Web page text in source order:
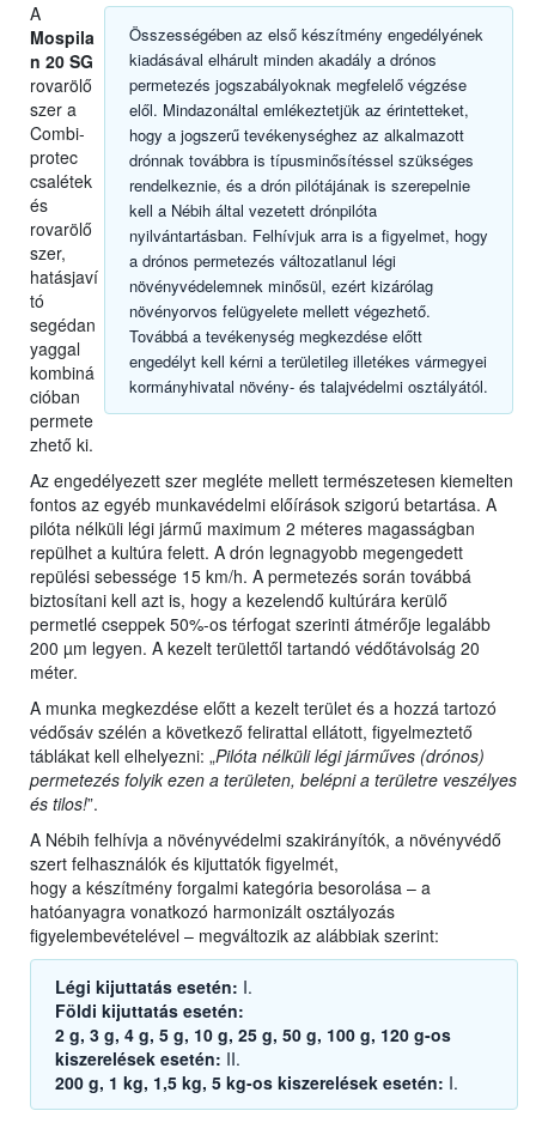
Összességében az első készítmény engedélyének
kiadásával elhárult minden akadály a drónos
permetezés jogszabályoknak megfelelő végzése
elől. Mindazonáltal emlékeztetjük az érintetteket,
hogy a jogszerű tevékenységhez az alkalmazott
drónnak továbbra is típusminősítéssel szükséges
rendelkeznie, és a drón pilótájának is szerepelnie
kell a Nébih által vezetett drónpilóta
nyilvántartásban. Felhívjuk arra is a figyelmet, hogy
a drónos permetezés változatlanul légi
növényvédelemnek minősül, ezért kizárólag
növényorvos felügyelete mellett végezhető.
Továbbá a tevékenység megkezdése előtt
engedélyt kell kérni a területileg illetékes vármegyei
kormányhivatal növény- és talajvédelmi osztályától.
A
Mospila
n 20 SG
rovarölő
szer a
Combi-
protec
csalétek
és
rovarölő
szer,
hatásjaví
tó
segédan
yaggal
kombiná
cióban
permete
zhető ki.
Az engedélyezett szer megléte mellett természetesen kiemelten
fontos az egyéb munkavédelmi előírások szigorú betartása. A
pilóta nélküli légi jármű maximum 2 méteres magasságban
repülhet a kultúra felett. A drón legnagyobb megengedett
repülési sebessége 15 km/h. A permetezés során továbbá
biztosítani kell azt is, hogy a kezelendő kultúrára kerülő
permetlé cseppek 50%-os térfogat szerinti átmérője legalább
200 µm legyen. A kezelt területtől tartandó védőtávolság 20
méter.
A munka megkezdése előtt a kezelt terület és a hozzá tartozó
védősáv szélén a következő felirattal ellátott, figyelmeztető
táblákat kell elhelyezni: „Pilóta nélküli légi járműves (drónos)
permetezés folyik ezen a területen, belépni a területre veszélyes
és tilos!”.
A Nébih felhívja a növényvédelmi szakirányítók, a növényvédő
szert felhasználók és kijuttatók figyelmét,
hogy a készítmény forgalmi kategória besorolása – a
hatóanyagra vonatkozó harmonizált osztályozás
figyelembevételével – megváltozik az alábbiak szerint:
Légi kijuttatás esetén: I.
Földi kijuttatás esetén:
2 g, 3 g, 4 g, 5 g, 10 g, 25 g, 50 g, 100 g, 120 g-os
kiszerelések esetén: II.
200 g, 1 kg, 1,5 kg, 5 kg-os kiszerelések esetén: I.